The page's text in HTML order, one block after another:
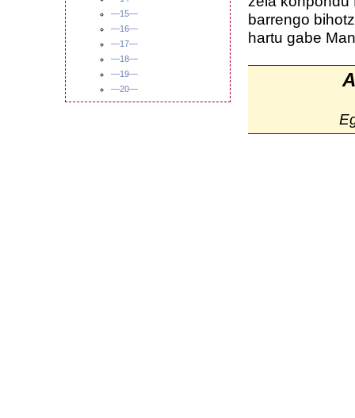
—15—
—16—
—17—
—18—
—19—
—20—
barrengo
hartu gabe